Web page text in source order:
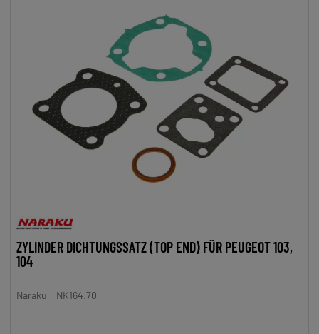
ZYLINDER DICHTUNGSSATZ (TOP END) FÜR PEUGEOT 103,
104
Naraku NK164.70